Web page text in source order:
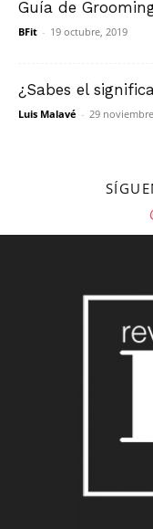
Guía de
BFit - 19 octubre, 2019
¿Sabes el
Luis Malavé - 29